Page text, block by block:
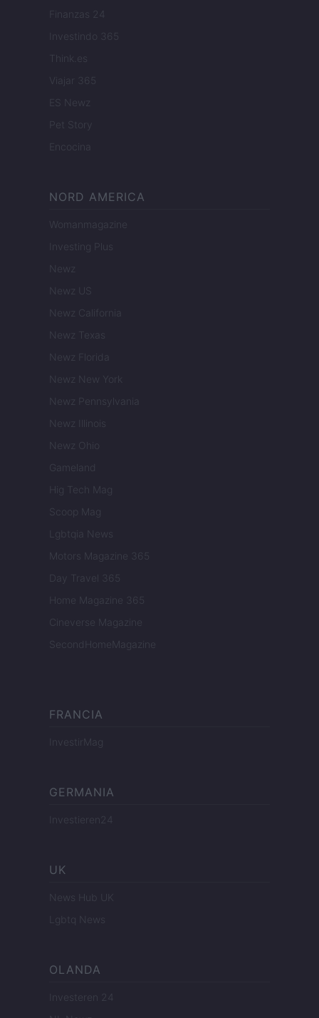
Finanzas 24
Investindo 365
Think.es
Viajar 365
ES Newz
Pet Story
Encocina
NORD AMERICA
Womanmagazine
Investing Plus
Newz
Newz US
Newz California
Newz Texas
Newz Florida
Newz New York
Newz Pennsylvania
Newz Illinois
Newz Ohio
Gameland
Hig Tech Mag
Scoop Mag
Lgbtqia News
Motors Magazine 365
Day Travel 365
Home Magazine 365
Cineverse Magazine
SecondHomeMagazine
FRANCIA
InvestirMag
GERMANIA
Investieren24
UK
News Hub UK
Lgbtq News
OLANDA
Investeren 24